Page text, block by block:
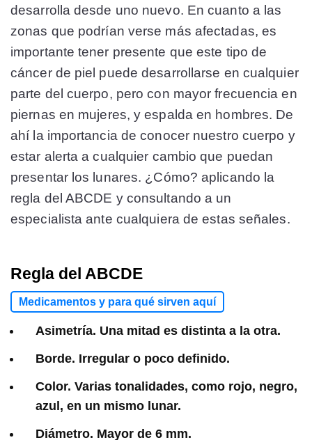
desarrolla desde uno nuevo. En cuanto a las
zonas que podrían verse más afectadas, es
importante tener presente que este tipo de
cáncer de piel puede desarrollarse en cualquier
parte del cuerpo, pero con mayor frecuencia en
piernas en mujeres, y espalda en hombres. De
ahí la importancia de conocer nuestro cuerpo y
estar alerta a cualquier cambio que puedan
presentar los lunares. ¿Cómo? aplicando la
regla del ABCDE y consultando a un
especialista ante cualquiera de estas señales.
Regla del ABCDE
Medicamentos y para qué sirven aquí
Asimetría. Una mitad es distinta a la otra.
Borde. Irregular o poco definido.
Color. Varias tonalidades, como rojo, negro,
azul, en un mismo lunar.
Diámetro. Mayor de 6 mm.